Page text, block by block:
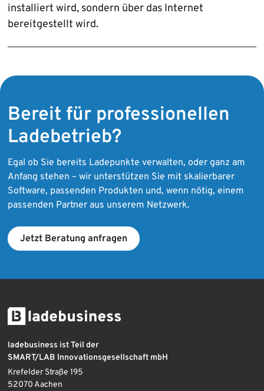
installiert wird, sondern über das Internet
bereitgestellt wird.
Bereit für professionellen
Ladebetrieb?
Egal ob Sie bereits Ladepunkte verwalten, oder ganz am
Anfang stehen – wir unterstützen Sie mit skalierbarer
Software, passenden Produkten und, wenn nötig, einem
passenden Partner aus unserem Netzwerk.
Jetzt Beratung anfragen
ladebusiness ist Teil der
SMART/LAB Innovationsgesellschaft mbH
Krefelder Straße 195
52070 Aachen